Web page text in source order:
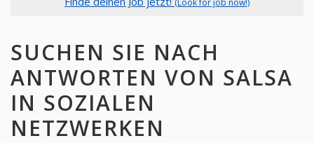
SUCHEN SIE NACH
ANTWORTEN VON SALSA
IN SOZIALEN
NETZWERKEN